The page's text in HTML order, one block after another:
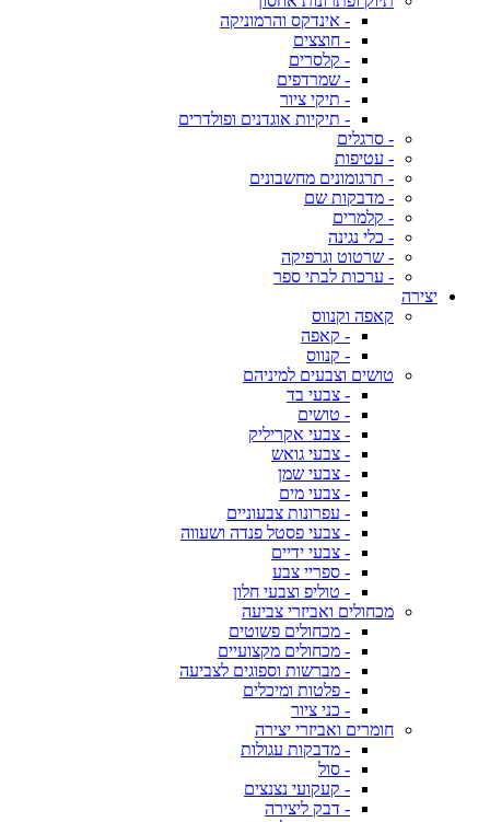
- אינדקס והרמוניקה
- חוצצים
- קלסרים
- שמרדפים
- תיקי ציור
- תיקיות אוגדנים ופולדרים
- סרגלים
- עטיפות
- תרגומונים מחשבונים
- מדבקות שם
- קלמרים
- כלי נגינה
- שרטוט וגרפיקה
- ערכות לבתי ספר
יצירה
קאפה וקנווס
- קאפה
- קנווס
טושים וצבעים למיניהם
- צבעי בד
- טושים
- צבעי אקריליק
- צבעי גואש
- צבעי שמן
- צבעי מים
- עפרונות צבעוניים
- צבעי פסטל פנדה ושעווה
- צבעי ידיים
- ספריי צבע
- טוליפ וצבעי חלון
מכחולים ואביזרי צביעה
- מכחולים פשוטים
- מכחולים מקצועיים
- מברשות וספוגים לצביעה
- פלטות ומיכלים
- כני ציור
חומרים ואביזרי יצירה
- מדבקות עגולות
- סול
- קעקועי נצנצים
- דבק ליצירה